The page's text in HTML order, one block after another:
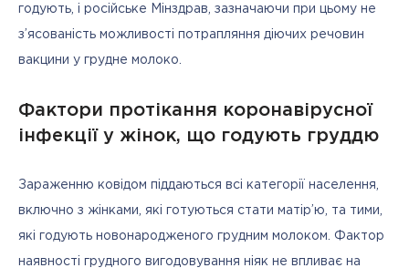
годують, і російське Мінздрав, зазначаючи при цьому не
з’ясованість можливості потрапляння діючих речовин
вакцини у грудне молоко.
Фактори протікання коронавірусної
інфекції у жінок, що годують груддю
Зараженню ковідом піддаються всі категорії населення,
включно з жінками, які готуються стати матір’ю, та тими,
які годують новонародженого грудним молоком. Фактор
наявності грудного вигодовування ніяк не впливає на